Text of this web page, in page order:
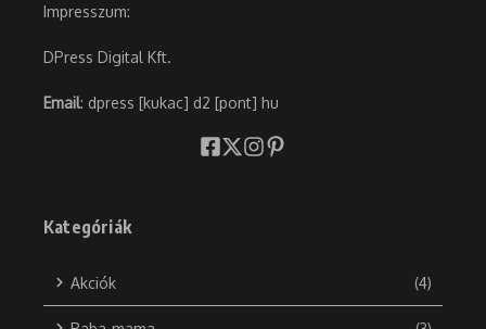
Impresszum:
DPress Digital Kft.
Email: dpress [kukac] d2 [pont] hu
Kategóriák
Akciók (4)